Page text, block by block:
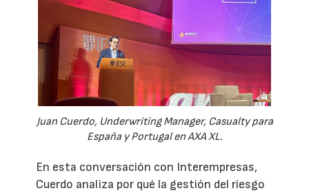
Juan Cuerdo, Underwriting Manager, Casualty para
España y Portugal en AXA XL.
En esta conversación con Interempresas,
Cuerdo analiza por qué la gestión del riesgo